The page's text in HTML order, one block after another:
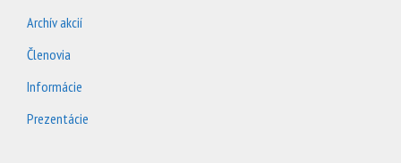
Archív akcií
Členovia
Informácie
Prezentácie